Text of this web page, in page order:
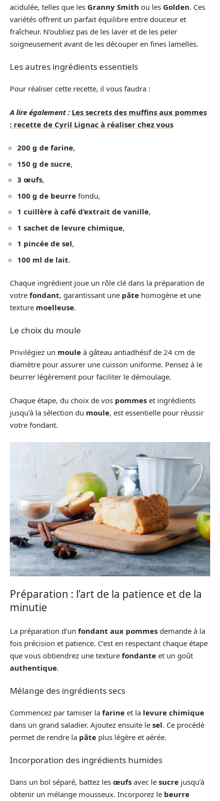
acidulée, telles que les Granny Smith ou les Golden. Ces
variétés offrent un parfait équilibre entre douceur et
fraîcheur. N’oubliez pas de les laver et de les peler
soigneusement avant de les découper en fines lamelles.
Les autres ingrédients essentiels
Pour réaliser cette recette, il vous faudra :
A lire également : Les secrets des muffins aux pommes
: recette de Cyril Lignac à réaliser chez vous
200 g de farine,
150 g de sucre,
3 œufs,
100 g de beurre fondu,
1 cuillère à café d’extrait de vanille,
1 sachet de levure chimique,
1 pincée de sel,
100 ml de lait.
Chaque ingrédient joue un rôle clé dans la préparation de
votre fondant, garantissant une pâte homogène et une
texture moelleuse.
Le choix du moule
Privilégiez un moule à gâteau antiadhésif de 24 cm de
diamètre pour assurer une cuisson uniforme. Pensez à le
beurrer légèrement pour faciliter le démoulage.
Chaque étape, du choix de vos pommes et ingrédients
jusqu’à la sélection du moule, est essentielle pour réussir
votre fondant.
Préparation : l’art de la patience et de la
minutie
La préparation d’un fondant aux pommes demande à la
fois précision et patience. C’est en respectant chaque étape
que vous obtiendrez une texture fondante et un goût
authentique.
Mélange des ingrédients secs
Commencez par tamiser la farine et la levure chimique
dans un grand saladier. Ajoutez ensuite le sel. Ce procédé
permet de rendre la pâte plus légère et aérée.
Incorporation des ingrédients humides
Dans un bol séparé, battez les œufs avec le sucre jusqu’à
obtenir un mélange mousseux. Incorporez le beurre